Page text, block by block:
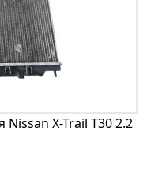
X-Trail T30 2.2